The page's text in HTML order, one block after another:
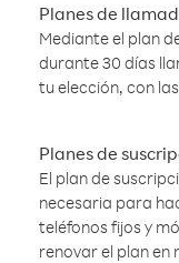
Planes de
Mediante el plan
durante 30 días
tu elección, con
Planes de
El plan de
necesaria para
teléfonos fijos y
renovar el plan en